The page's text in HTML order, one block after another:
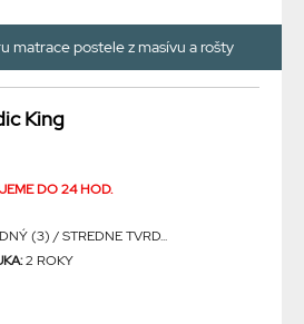
matrace postele z masívu a rošty
King
DO 24 HOD.
(3) / STREDNE TVRD...
2 ROKY